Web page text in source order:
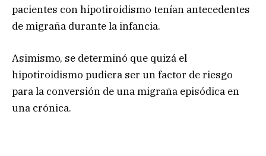
pacientes con hipotiroidismo tenían antecedentes
de migraña durante la infancia.
Asimismo, se determinó que quizá el
hipotiroidismo pudiera ser un factor de riesgo
para la conversión de una migraña episódica en
una crónica.